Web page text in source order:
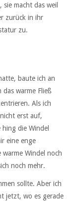
macht das weil
zurück in ihr
zu.
baute ich an
das warme Fließ
Als ich
erst auf,
die Windel
eine enge
Windel noch
noch mehr.
sollte. Aber ich
jetzt, wo es gerade